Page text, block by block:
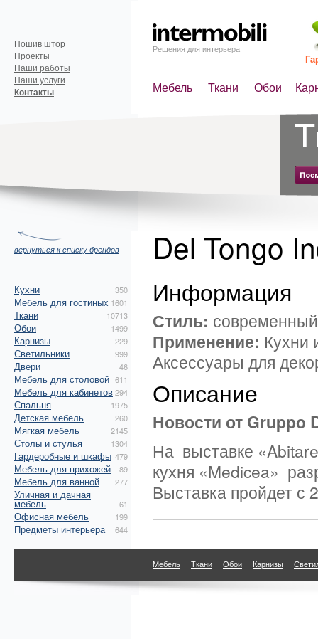
Решения для интерьера
Мебель Ткани Обои
Пошив штор
Проекты
Наши работы
Наши услуги
Контакты
вернуться к списку брендов
Кухни 350
Мебель для гостиных 1601
Ткани 10713
Обои 1499
Карнизы 229
Светильники 999
Двери 46
Мебель для столовой 611
Мебель для кабинетов294
Спальня 1975
Детская мебель 260
Мягкая мебель 2145
Столы и стулья 1304
Гардеробные и шкафы 479
Мебель для прихожей 89
Мебель для ванной 277
Уличная и дачная
мебель 61
Офисная мебель 199
Предметы интерьера 644
Del Tongo
Информация
Стиль:
Применение: Кухни
Аксессуары для
Описание
Новости от Gruppo
На выставке
кухня «Medicea»
Выставка пройдет с
Мебель Ткани Обои Карнизы